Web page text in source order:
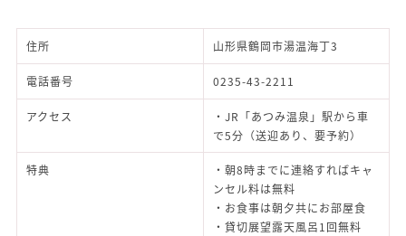
住所 山形県鶴岡市湯温海丁3
電話番号 0235-43-2211
アクセス
・JR「あつみ温泉」駅から車
で5分（送迎あり、要予約）
特典
・朝8時までに連絡すればキャ
ンセル料は無料
・お食事は朝夕共にお部屋食
・貸切展望露天風呂1回無料